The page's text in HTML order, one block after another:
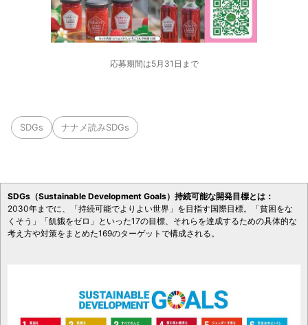
応募期間は5月31日まで
SDGs ナナメ読みSDGs
SDGs（Sustainable Development Goals）持続可能な開発目標とは：
2030年までに、「持続可能でよりよい世界」を目指す国際目標。「貧困をな
くそう」「飢餓をゼロ」といった17の目標、それらを達成するための具体的な
考え方や対策をまとめた169のターゲットで構成される。